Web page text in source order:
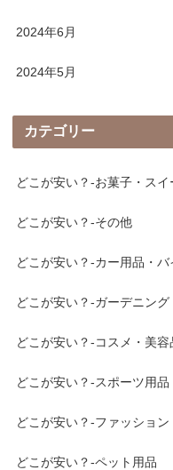
2024年6月
2024年5月
カテゴリー
どこが安い？-お菓子・スイ
どこが安い？-その他
どこが安い？-カー用品・バ
どこが安い？-ガーデニング
どこが安い？-コスメ・美容
どこが安い？-スポーツ用品
どこが安い？-ファッショ
どこが安い？-ペット用品